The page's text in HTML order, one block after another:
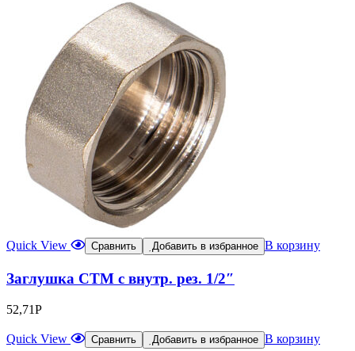
Quick View Сравнить Добавить в избранное В корзину
Заглушка СТМ с внутр. рез. 1/2″
52,71Р
Quick View Сравнить Добавить в избранное В корзину